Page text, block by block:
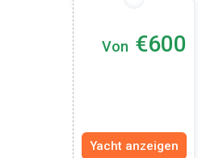
Von €600
Yacht anzeigen